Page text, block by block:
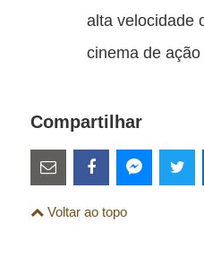
alta velocidade
cinema de
Compartilhar
Estes
links
são
esta
Voltar ao topo